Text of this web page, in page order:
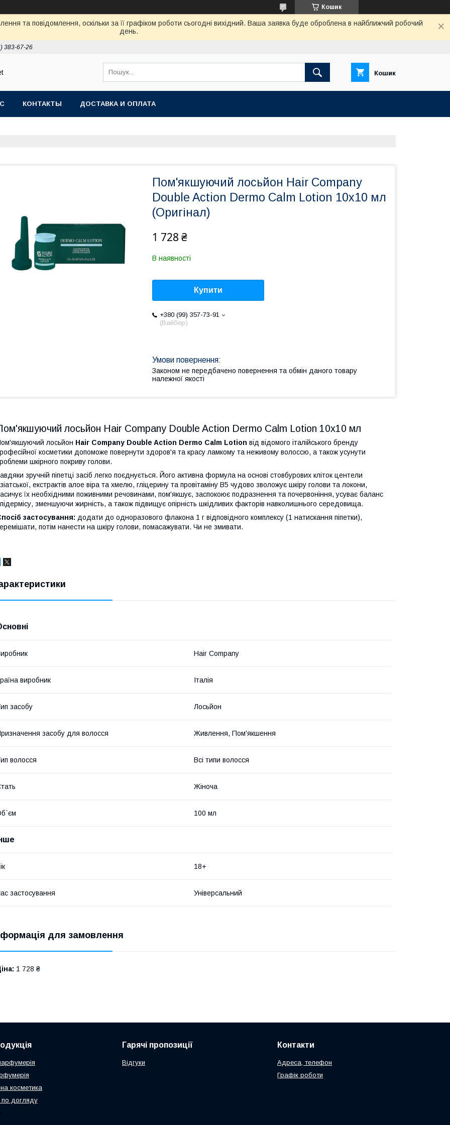
Кошик
та повідомлення, оскільки за її графіком роботи сьогодні вихідний. Ваша заявка буде оброблена в найближчий робочий
день.
383-67-26
Кошик
КОНТАКТЫ ДОСТАВКА И ОПЛАТА
Пом'якшуючий лосьйон Hair Company
Double Action Dermo Calm Lotion 10х10 мл
(Оригінал)
1 728 ₴
В наявності
Купити
+380 (99) 357-73-91
(Вайбер)
Законом не передбачено повернення та обмін даного товару
належної якості
лосьйон Hair Company Double Action Dermo Calm Lotion 10х10 мл
лосьйон Hair Company Double Action Dermo Calm Lotion від відомого італійського бренду
косметики допоможе повернути здоров'я та красу ламкому та неживому волоссю, а також усунути
шкірного покриву голови.
зручній піпетці засіб легко поєднується. Його активна формула на основі стовбурових кліток центели
екстрактів алое віра та хмелю, гліцерину та провітаміну В5 чудово зволожує шкіру голови та локони,
їх необхідними поживними речовинами, пом'якшує, заспокоює подразнення та почервоніння, усуває баланс
зменшуючи жирність, а також підвищує опірність шкідливих факторів навколишнього середовища.
застосування: додати до одноразового флакона 1 г відповідного комплексу (1 натискання піпетки),
потім нанести на шкіру голови, помасажувати. Чи не змивати.
Hair Company
виробник Італія
засобу Лосьйон
засобу для волосся Живлення, Пом'якшення
волосся Всі типи волосся
Жіноча
100 мл
18+
застосування Універсальний
для замовлення
1 728 ₴
косметика
по догляду
Гарячі пропозиції
Відгуки
Контакти
Адреса, телефон
Графік роботи